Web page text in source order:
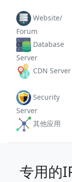
Website/
Forum
Database
Server
CDN Server
Security
Server
其他应用
专用的